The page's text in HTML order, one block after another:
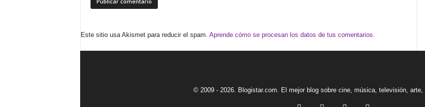
Este sitio usa Akismet para reducir el spam. Aprende cómo se procesan los datos de tus comentarios.
© 2009 - 2026. Blogistar.com. El mejor blog sobre cine, música, televisión, arte,